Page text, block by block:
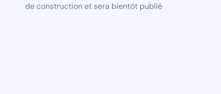
de construction et sera bientôt publié